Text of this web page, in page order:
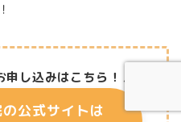
申し込みはこちら ！／
公式サイトは